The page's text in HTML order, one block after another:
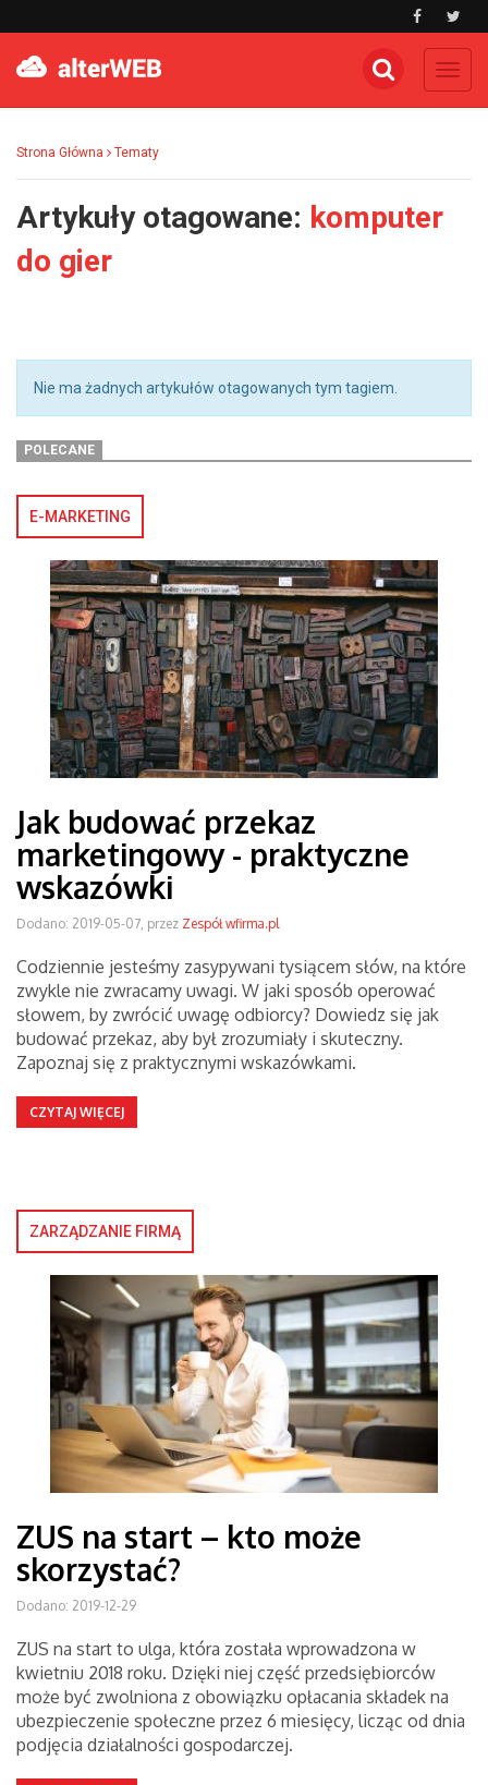
Strona Główna Tematy
Artykuły otagowane: komputer
do gier
Nie ma żadnych artykułów otagowanych tym tagiem.
POLECANE
E-MARKETING
Jak budować przekaz
marketingowy - praktyczne
wskazówki
Dodano: 2019-05-07, przez Zespół wfirma.pl
Codziennie jesteśmy zasypywani tysiącem słów, na które
zwykle nie zwracamy uwagi. W jaki sposób operować
słowem, by zwrócić uwagę odbiorcy? Dowiedz się jak
budować przekaz, aby był zrozumiały i skuteczny.
Zapoznaj się z praktycznymi wskazówkami.
CZYTAJ WIĘCEJ
ZARZĄDZANIE FIRMĄ
ZUS na start – kto może
skorzystać?
Dodano: 2019-12-29
ZUS na start to ulga, która została wprowadzona w
kwietniu 2018 roku. Dzięki niej część przedsiębiorców
może być zwolniona z obowiązku opłacania składek na
ubezpieczenie społeczne przez 6 miesięcy, licząc od dnia
podjęcia działalności gospodarczej.